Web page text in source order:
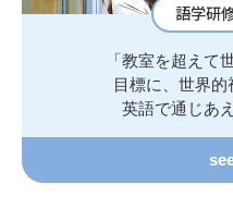
語学研
「教室を超えて
目標に、世界
英語で通じあ